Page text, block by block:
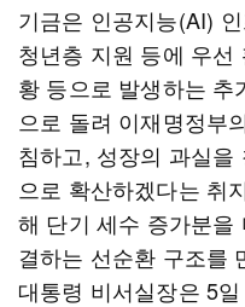
기금은 인공지능(AI)
청년층 지원 등에 우선
황 등으로 발생하는 추
으로 돌려 이재명정부
침하고, 성장의 과실을
으로 확산하겠다는 취
해 단기 세수 증가분을
결하는 선순환 구조를
대통령 비서실장은 5